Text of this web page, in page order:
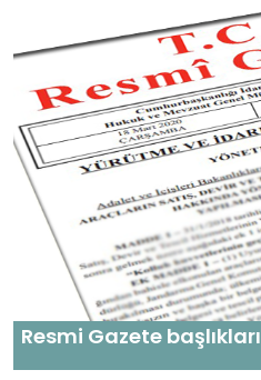
Resmi Gazete başlıkları